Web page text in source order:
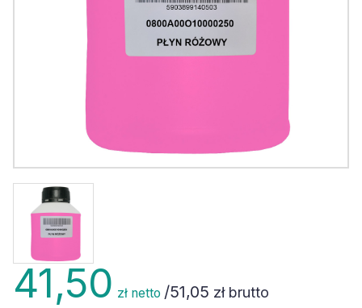
41,50 zł netto /51,05 zł brutto